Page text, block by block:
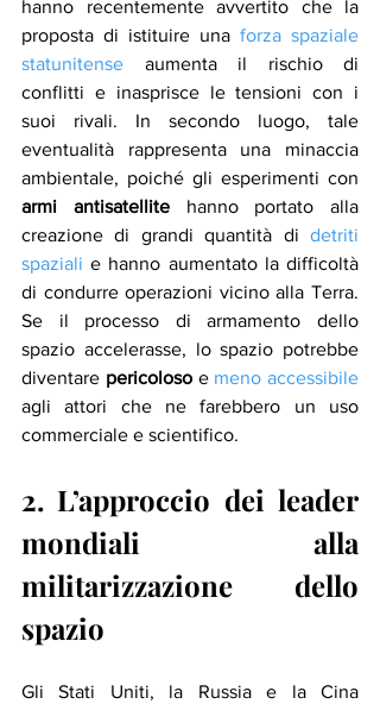
hanno recentemente avvertito che la
proposta di istituire una forza spaziale
statunitense aumenta il rischio di
conflitti e inasprisce le tensioni con i
suoi rivali. In secondo luogo, tale
eventualità rappresenta una minaccia
armi antisatellite hanno portato alla
creazione di grandi quantità di detriti
spaziali e hanno aumentato la difficoltà
di condurre operazioni vicino alla Terra.
Se il processo di armamento dello
spazio accelerasse, lo spazio potrebbe
diventare pericoloso e meno accessibile
agli attori che ne farebbero un uso
commerciale e scientifico.
2. L’approccio dei leader
mondiali alla
militarizzazione dello
spazio
Gli Stati Uniti, la Russia e la Cina